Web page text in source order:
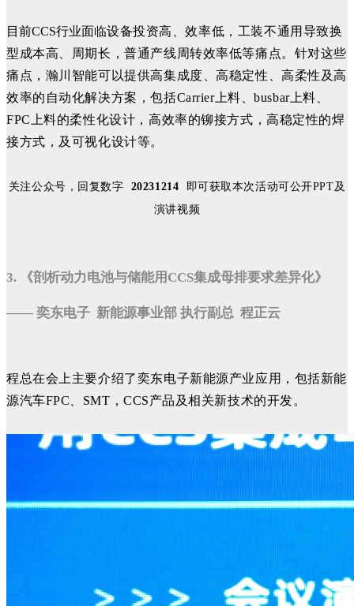
目前CCS行业面临设备投资高、效率低，工装不通用导致换
型成本高、周期长，普通产线周转效率低等痛点。针对这些
痛点，瀚川智能可以提供高集成度、高稳定性、高柔性及高
效率的自动化解决方案，包括Carrier上料 、busbar上料
FPC上料的柔性化设计，高效率的铆接方式，高稳定性的焊
接方式，及可视化设计等。
关注公众号，回复数字 20231214 即可获取本次活动可公开PPT及
演讲视频
3. 《剖析动力电池与储能用CCS集成母排要求差异化》
—— 奕东电子 新能源事业部 执行副总 程正云
程总在会上主要介绍了奕东电子新能源产业应用，包括新能
源汽车FPC、SMT，CCS产品及相关新技术的开发。